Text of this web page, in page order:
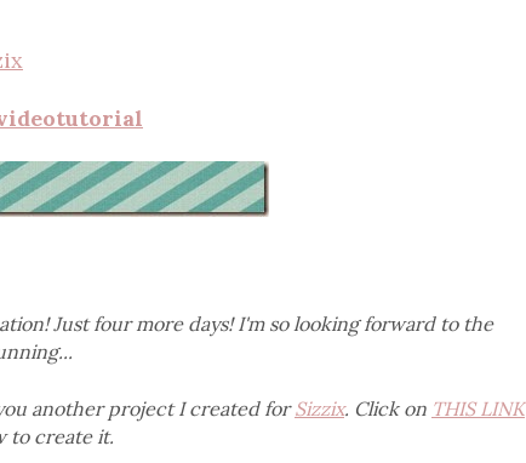
Just four more days! I'm so looking forward to the
another project I created forSizzix. Click on THIS LINK
to create it.